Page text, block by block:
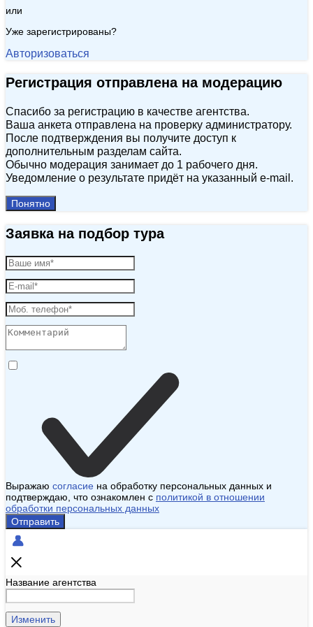
или
Уже зарегистрированы?
Авторизоваться
Регистрация отправлена на модерацию
Спасибо за регистрацию в качестве агентства.
Ваша анкета отправлена на проверку администратору.
После подтверждения вы получите доступ к
дополнительным разделам сайта.
Обычно модерация занимает до 1 рабочего дня.
Уведомление о результате придёт на указанный e‑mail.
Понятно
Заявка на подбор тура
Выражаю согласие на обработку персональных данных и
подтверждаю, что ознакомлен с политикой в отношении
обработки персональных данных
Отправить
Название агентства
Изменить